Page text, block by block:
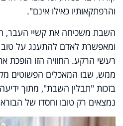
והרפתקאותיו כאילו אינם".
השבת משכיחה את קשיי העבר,
ומאפשרת לאדם להתענג על
רעשי הרקע. החוויה הזו הופכת
ממש, שבו המאכלים הפשוטים
בזכות "תבלין השבת", מתוך
נמצאים רק טובו וחסדו של